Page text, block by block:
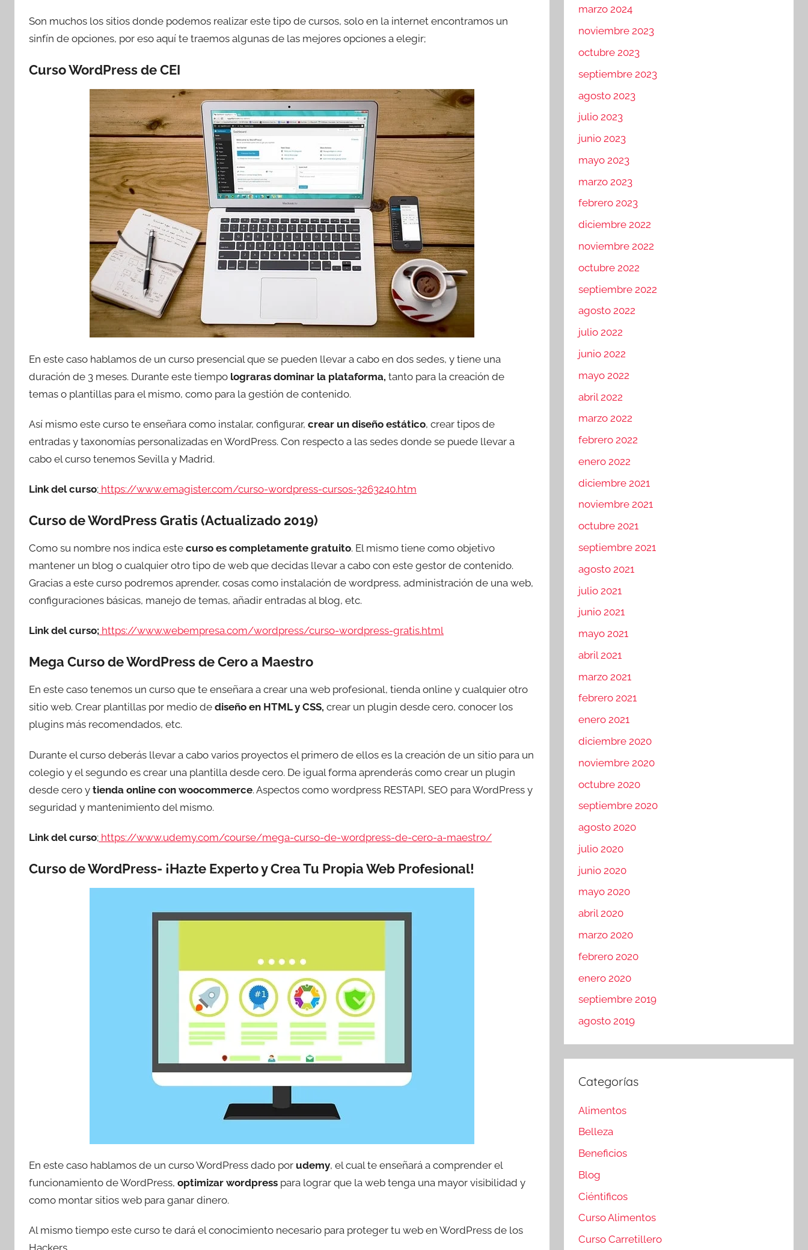
Son muchos los sitios donde podemos realizar este tipo de cursos, solo en la internet encontramos un
sinfín de opciones, por eso aquí te traemos algunas de las mejores opciones a elegir;
Curso WordPress de CEI
En este caso hablamos de un curso presencial que se pueden llevar a cabo en dos sedes, y tiene una
duración de 3 meses. Durante este tiempo lograras dominar la plataforma, tanto para la creación de
temas o plantillas para el mismo, como para la gestión de contenido.
Así mismo este curso te enseñara como instalar, configurar, crear un diseño estático, crear tipos de
entradas y taxonomías personalizadas en WordPress. Con respecto a las sedes donde se puede llevar a
cabo el curso tenemos Sevilla y Madrid.
Link del curso; https://www.emagister.com/curso-wordpress-cursos-3263240.htm
Curso de WordPress Gratis (Actualizado 2019)
Como su nombre nos indica este curso es completamente gratuito. El mismo tiene como objetivo
mantener un blog o cualquier otro tipo de web que decidas llevar a cabo con este gestor de contenido.
Gracias a este curso podremos aprender, cosas como instalación de wordpress, administración de una web,
configuraciones básicas, manejo de temas, añadir entradas al blog, etc.
Link del curso; https://www.webempresa.com/wordpress/curso-wordpress-gratis.html
Mega Curso de WordPress de Cero a Maestro
En este caso tenemos un curso que te enseñara a crear una web profesional, tienda online y cualquier otro
sitio web. Crear plantillas por medio de diseño en HTML y CSS, crear un plugin desde cero, conocer los
plugins más recomendados, etc.
Durante el curso deberás llevar a cabo varios proyectos el primero de ellos es la creación de un sitio para un
colegio y el segundo es crear una plantilla desde cero. De igual forma aprenderás como crear un plugin
desde cero y tienda online con woocommerce. Aspectos como wordpress RESTAPI, SEO para WordPress y
seguridad y mantenimiento del mismo.
Link del curso; https://www.udemy.com/course/mega-curso-de-wordpress-de-cero-a-maestro/
Curso de WordPress- ¡Hazte Experto y Crea Tu Propia Web Profesional!
En este caso hablamos de un curso WordPress dado por udemy, el cual te enseñará a comprender el
funcionamiento de WordPress, optimizar wordpress para lograr que la web tenga una mayor visibilidad y
como montar sitios web para ganar dinero.
Al mismo tiempo este curso te dará el conocimiento necesario para proteger tu web en WordPress de los
marzo 2024
noviembre 2023
octubre 2023
septiembre 2023
agosto 2023
julio 2023
junio 2023
mayo 2023
marzo 2023
febrero 2023
diciembre 2022
noviembre 2022
octubre 2022
septiembre 2022
agosto 2022
julio 2022
junio 2022
mayo 2022
abril 2022
marzo 2022
febrero 2022
enero 2022
diciembre 2021
noviembre 2021
octubre 2021
septiembre 2021
agosto 2021
julio 2021
junio 2021
mayo 2021
abril 2021
marzo 2021
febrero 2021
enero 2021
diciembre 2020
noviembre 2020
octubre 2020
septiembre 2020
agosto 2020
julio 2020
junio 2020
mayo 2020
abril 2020
marzo 2020
febrero 2020
enero 2020
septiembre 2019
agosto 2019
Categorías
Alimentos
Belleza
Beneficios
Blog
Ciéntificos
Curso Alimentos
Curso Carretillero